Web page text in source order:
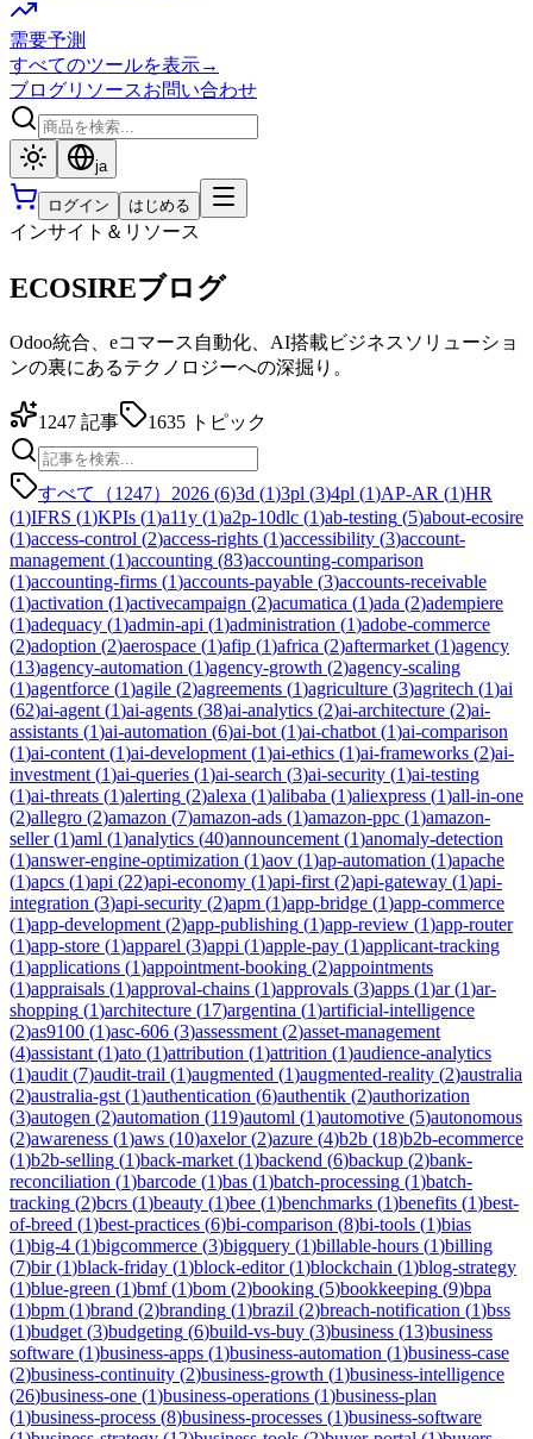
需要予測
すべてのツールを表示→
ブログリソースお問い合わせ
ja
ログイン はじめる
インサイト＆リソース
ECOSIREブログ
Odoo統合、eコマース自動化、AI搭載ビジネスソリューショ
ンの裏にあるテクノロジーへの深掘り。
1247 記事 1635 トピック
すべて（1247） 2026 (6)3d (1)3pl (3)4pl (1)AP-AR (1)HR
(1)IFRS (1)KPIs (1)a11y (1)a2p-10dlc (1)ab-testing (5)about-ecosire
(1)access-control (2)access-rights (1)accessibility (3)account-
management (1)accounting (83)accounting-comparison
(1)accounting-firms (1)accounts-payable (3)accounts-receivable
(1)activation (1)activecampaign (2)acumatica (1)ada (2)adempiere
(1)adequacy (1)admin-api (1)administration (1)adobe-commerce
(2)adoption (2)aerospace (1)afip (1)africa (2)aftermarket (1)agency
(13)agency-automation (1)agency-growth (2)agency-scaling
(1)agentforce (1)agile (2)agreements (1)agriculture (3)agritech (1)ai
(62)ai-agent (1)ai-agents (38)ai-analytics (2)ai-architecture (2)ai-
assistants (1)ai-automation (6)ai-bot (1)ai-chatbot (1)ai-comparison
(1)ai-content (1)ai-development (1)ai-ethics (1)ai-frameworks (2)ai-
investment (1)ai-queries (1)ai-search (3)ai-security (1)ai-testing
(1)ai-threats (1)alerting (2)alexa (1)alibaba (1)aliexpress (1)all-in-one
(2)allegro (2)amazon (7)amazon-ads (1)amazon-ppc (1)amazon-
seller(1)aml (1)analytics (40)announcement (1)anomaly-detection
(1)answer-engine-optimization (1)aov (1)ap-automation (1)apache
(1)apcs (1)api (22)api-economy (1)api-first (2)api-gateway (1)api-
integration (3)api-security (2)apm (1)app-bridge (1)app-commerce
(1)app-development (2)app-publishing (1)app-review (1)app-router
(1)app-store (1)apparel (3)appi (1)apple-pay (1)applicant-tracking
(1)applications (1)appointment-booking (2)appointments
(1)appraisals (1)approval-chains (1)approvals (3)apps (1)ar(1)ar-
shopping (1)architecture (17)argentina (1)artificial-intelligence
(2)as9100 (1)asc-606 (3)assessment (2)asset-management
(4)assistant (1)ato (1)attribution (1)attrition (1)audience-analytics
(1)audit (7)audit-trail (1)augmented (1)augmented-reality (2)australia
(2)australia-gst (1)authentication (6)authentik (2)authorization
(3)autogen (2)automation (119)automl (1)automotive (5)autonomous
(2)awareness (1)aws (10)axelor(2)azure (4)b2b (18)b2b-ecommerce
(1)b2b-selling (1)back-market (1)backend (6)backup (2)bank-
reconciliation (1)barcode (1)bas (1)batch-processing (1)batch-
tracking (2)bcrs (1)beauty (1)bee (1)benchmarks (1)benefits (1)best-
of-breed (1)best-practices (6)bi-comparison (8)bi-tools (1)bias
(1)big-4 (1)bigcommerce (3)bigquery (1)billable-hours (1)billing
(7)bir(1)black-friday (1)block-editor(1)blockchain (1)blog-strategy
(1)blue-green (1)bmf(1)bom (2)booking (5)bookkeeping (9)bpa
(1)bpm (1)brand (2)branding (1)brazil (2)breach-notification (1)bss
(1)budget (3)budgeting (6)build-vs-buy (3)business (13)business
software (1)business-apps (1)business-automation (1)business-case
(2)business-continuity (2)business-growth (1)business-intelligence
(26)business-one (1)business-operations (1)business-plan
(1)business-process (8)business-processes (1)business-software